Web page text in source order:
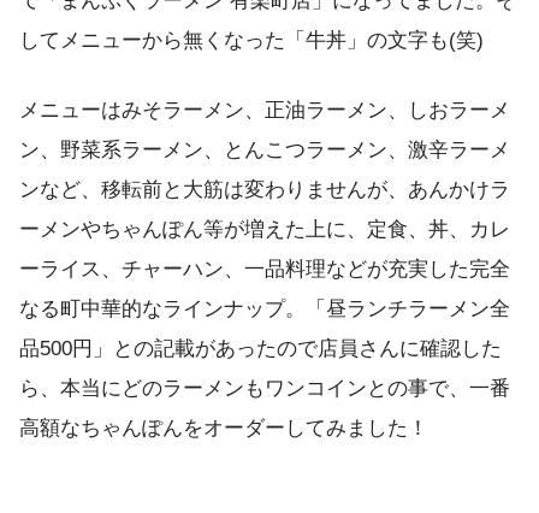
してメニューから無くなった「牛丼」の文字も(笑)
メニューはみそラーメン、正油ラーメン、しおラーメ
ン、野菜系ラーメン、とんこつラーメン、激辛ラーメ
ンなど、移転前と大筋は変わりませんが、あんかけラ
ーメンやちゃんぽん等が増えた上に、定食、丼、カレ
ーライス、チャーハン、一品料理などが充実した完全
なる町中華的なラインナップ。「昼ランチラーメン全
品500円」との記載があったので店員さんに確認した
ら、本当にどのラーメンもワンコインとの事で、一番
高額なちゃんぽんをオーダーしてみました！